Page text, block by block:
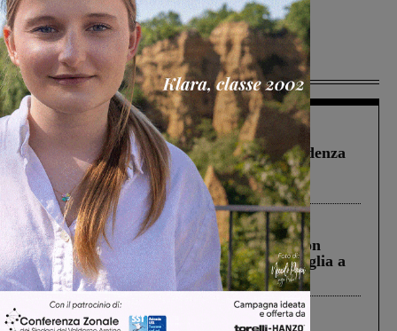
Più lette
Figline Incisa Valdarno 1 Agosto 2026
Piscina di Figline finanziata oltre la scadenza
Pnrr, il gruppo di Fratelli d’Italia: “Un
ringraziamento al Governo”
Cronaca 3 Agosto 2026
Scomparso da una struttura di Castiglion
Fiorentino l’uomo che aveva ucciso la figlia a
Levane nel 2020
Cronaca 4 Agosto 2026